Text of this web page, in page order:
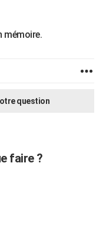
mémoire.
question
faire ?